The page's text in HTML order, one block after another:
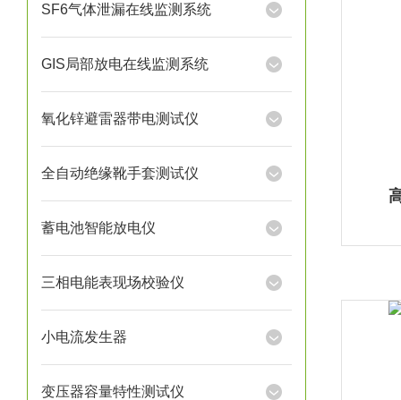
SF6气体泄漏在线监测系统
GIS局部放电在线监测系统
氧化锌避雷器带电测试仪
全自动绝缘靴手套测试仪
蓄电池智能放电仪
三相电能表现场校验仪
小电流发生器
变压器容量特性测试仪